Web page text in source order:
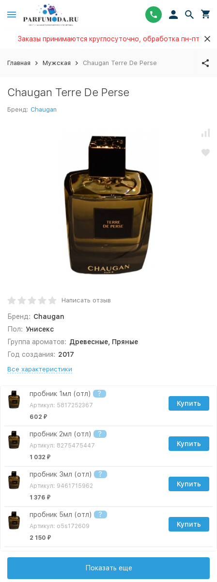
Заказы принимаются круглосуточно, обработка пн-пт
Главная Мужская Chaugan Terre De Perse
Chaugan Terre De Perse
Бренд: Chaugan
Написать отзыв
Бренд: Chaugan
Пол: Унисекс
Группа ароматов: Древесные, Пряные
Год создания: 2017
Все характеристики
пробник 1мл (отл) ?
Артикул: 5817252367
602 ₽
Купить
пробник 2мл (отл) ?
Артикул: 8275475447
1 032 ₽
Купить
пробник 3мл (отл) ?
Артикул: 9461715962
1 376 ₽
Купить
пробник 5мл (отл) ?
Артикул: o5s172609
2 150 ₽
Купить
Артикул: o10s172609
3 182
Показать еще